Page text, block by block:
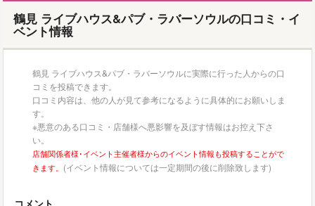
鶴見 ライブハウス&パブ・ラバーソウルの口コミ・イ
ベント情報
鶴見 ライブハウス&パブ・ラバーソウルに実際に行った人からの口
コミを投稿できます。
口コミ内容は、他の人が見て参考になるように具体的にお願いしま
す。
※悪意のある口コミ・店舗様へ悪影響を及ぼす情報はお控え下さ
い。
店舗関係者様･イベント主催者様からのイベント情報も投稿することがで
きます。 (イベント情報については一定期間の後に削除致します)
コメント